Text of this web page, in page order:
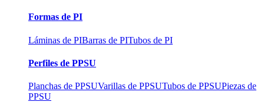
Formas de PI
Láminas de PIBarras de PITubos de PI
Perfiles de PPSU
Planchas de PPSUVarillas de PPSUTubos de PPSUPiezas de
PPSU